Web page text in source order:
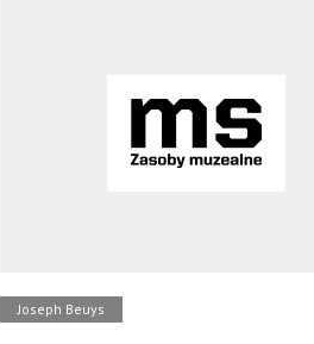
Joseph Beuys